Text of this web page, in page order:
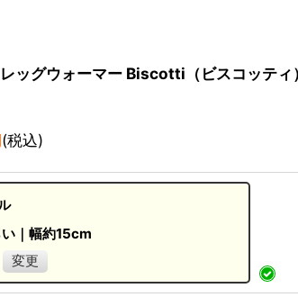
ッグウォーマー Biscotti（ビスコッティ
(税込)
｜幅約15cm
変更